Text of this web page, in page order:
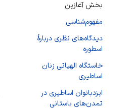
بخش آغازین
مفهوم‌شناسی
دیدگاه‌های نظری دربارهٔ
اسطوره
خاستگاه الهیاتی زنان
اساطیری
ایزدبانوان اساطیری در
تمدن‌های باستانی